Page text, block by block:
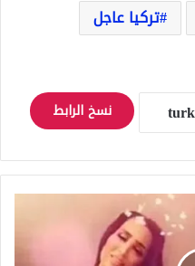
تركيا عاجل
نسخ الرابط